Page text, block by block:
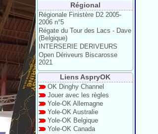
Régional
Régionale Finistère D2 2005-
2006 n°5
Régate du Tour des Lacs - Dave
(Belgique)
INTERSERIE DERIVEURS
Open Dériveurs Biscarosse
2021
Liens AspryOK
OK Dinghy Channel
Jouer avec les règles
Yole-OK Allemagne
Yole-OK Australie
Yole-OK Belgique
Yole-OK Canada